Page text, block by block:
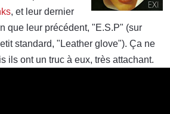
, et leur dernier
que leur précédent, "E.S.P" (sur
standard, "Leather glove"). Ça ne
ils ont un truc à eux, très attachant.